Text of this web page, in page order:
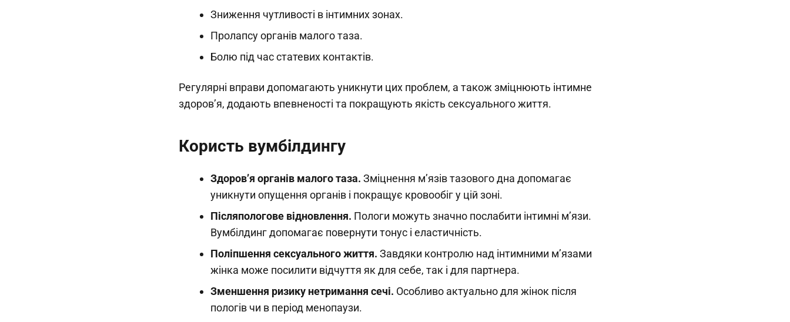
Зниження чутливості в інтимних зонах.
Пролапсу органів малого таза.
Болю під час статевих контактів.
Регулярні вправи допомагають уникнути цих проблем, а також зміцнюють інтимне
здоров’я, додають впевненості та покращують якість сексуального життя.
Користь вумбілдингу
Здоров’я органів малого таза. Зміцнення м’язів тазового дна допомагає
уникнути опущення органів і покращує кровообіг у цій зоні.
Післяпологове відновлення. Пологи можуть значно послабити інтимні м’язи.
Вумбілдинг допомагає повернути тонус і еластичність.
Поліпшення сексуального життя. Завдяки контролю над інтимними м’язами
жінка може посилити відчуття як для себе, так і для партнера.
Зменшення ризику нетримання сечі. Особливо актуально для жінок після
пологів чи в період менопаузи.